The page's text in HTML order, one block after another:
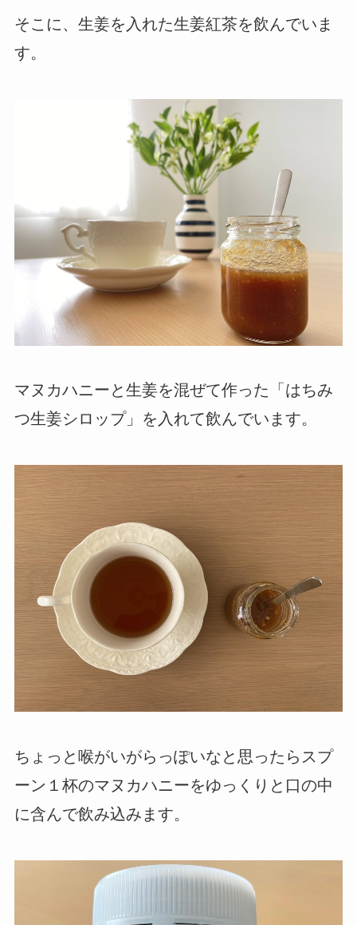
そこに、生姜を入れた生姜紅茶を飲んでいま
す。
マヌカハニーと生姜を混ぜて作った「はちみ
つ生姜シロップ」を入れて飲んでいます。
ちょっと喉がいがらっぽいなと思ったらスプ
ーン１杯のマヌカハニーをゆっくりと口の中
に含んで飲み込みます。